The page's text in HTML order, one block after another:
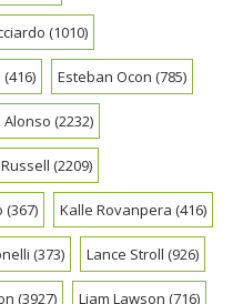
(1010)
(416) Esteban Ocon (785)
Alonso (2232)
(2209)
(367) Kalle Rovanpera (416)
(373) Lance Stroll (926)
(3927) Liam Lawson (716)